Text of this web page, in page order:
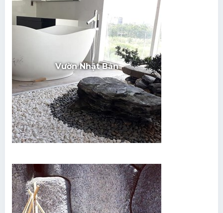
Vườn Nhật Bản